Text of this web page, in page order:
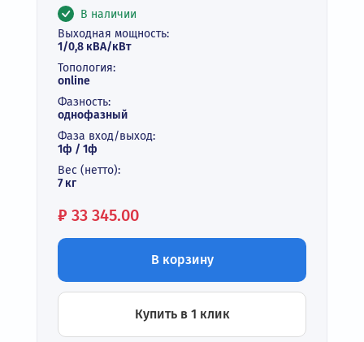
В наличии
Выходная мощность:
1/0,8 кВА/кВт
Топология:
online
Фазность:
однофазный
Фаза вход/выход:
1ф / 1ф
Вес (нетто):
7 кг
Цена:
₽ 33 345.00
В корзину
Купить в 1 клик